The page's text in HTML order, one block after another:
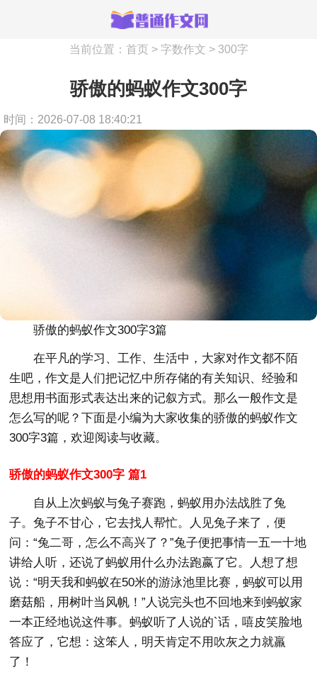
当前位置： 首页 > 字数作文 > 300字
骄傲的蚂蚁作文300字
时间：2026-07-08 18:40:21
骄傲的蚂蚁作文300字3篇
在平凡的学习、工作、生活中，大家对作文都不陌
生吧，作文是人们把记忆中所存储的有关知识、经验和
思想用书面形式表达出来的记叙方式。那么一般作文是
怎么写的呢？下面是小编为大家收集的骄傲的蚂蚁作文
300字3篇，欢迎阅读与收藏。
骄傲的蚂蚁作文300字 篇1
自从上次蚂蚁与兔子赛跑，蚂蚁用办法战胜了兔
子。兔子不甘心，它去找人帮忙。人见兔子来了，便
问：“兔二哥，怎么不高兴了？”兔子便把事情一五一十地
讲给人听，还说了蚂蚁用什么办法跑嬴了它。人想了想
说：“明天我和蚂蚁在50米的游泳池里比赛，蚂蚁可以用
磨菇船，用树叶当风帆！”人说完头也不回地来到蚂蚁家
一本正经地说这件事。蚂蚁听了人说的`话，嘻皮笑脸地
答应了，它想：这笨人，明天肯定不用吹灰之力就羸
了！